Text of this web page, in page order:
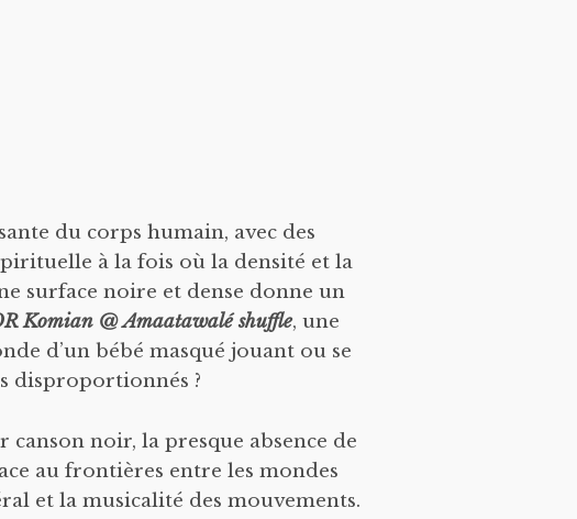
du corps humain, avec des
à la fois où la densité et la
surface noire et dense donne un
Komian @ Amaatawalé shuffle, une
d’un bébé masqué jouant ou se
disproportionnés ?
canson noir, la presque absence de
au frontières entre les mondes
et la musicalité des mouvements.